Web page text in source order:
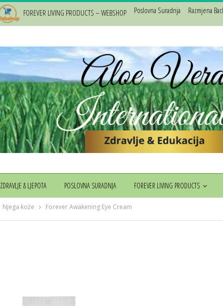
FOREVER LIVING PRODUCTS – WEBSHOP Poslovna Suradnja Razmjena
ZDRAVLJE & LJEPOTA POSLOVNA SURADNJA FOREVER LIVING PRODUCTS
Njega kože Forever Awakening Eye Cream